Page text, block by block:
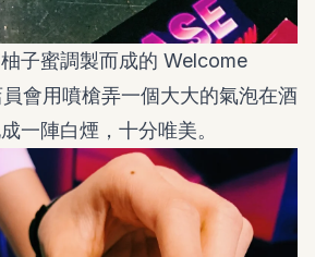
子蜜調製而成的 Welcome
會用噴槍弄一個大大的氣泡在酒
一陣白煙，十分唯美。